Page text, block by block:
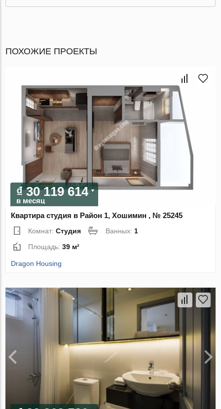
ПОХОЖИЕ ПРОЕКТЫ
₫ 30 119 614
в месяц
Квартира студия в Район 1, Хошимин , № 25245
Комнат:Студия Ванных:1
Площадь:39 м²
Dragon Housing